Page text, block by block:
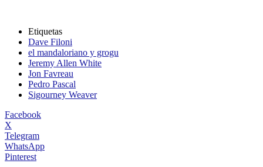
Etiquetas
Dave Filoni
el mandaloriano y grogu
Jeremy Allen White
Jon Favreau
Pedro Pascal
Sigourney Weaver
Facebook
X
Telegram
WhatsApp
Pinterest